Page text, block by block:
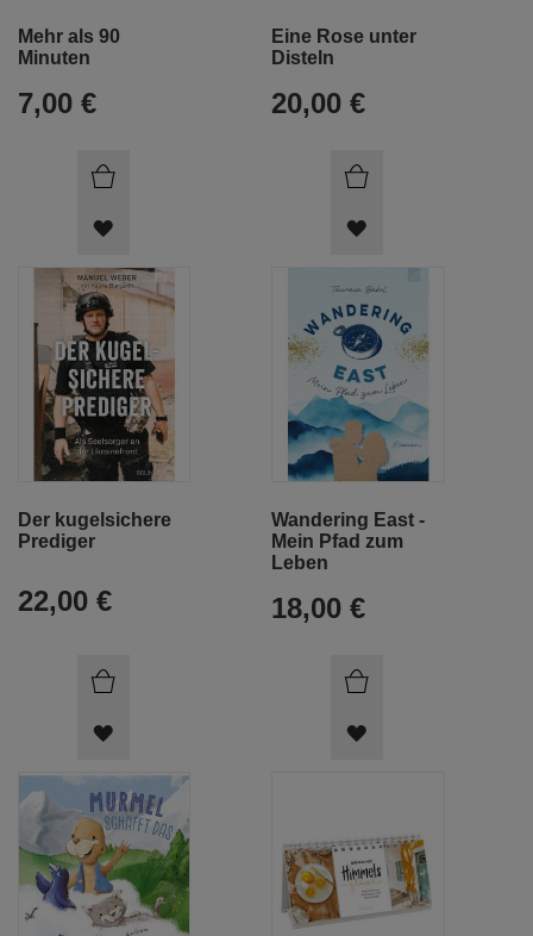
Mehr als 90
Minuten
7,00 €
ARTIKEL
MERKEN
Eine Rose unter
Disteln
20,00 €
ARTIKEL
MERKEN
Der kugelsichere
Prediger
22,00 €
ARTIKEL
Wandering East -
Mein Pfad zum
Leben
18,00 €
ARTIKEL